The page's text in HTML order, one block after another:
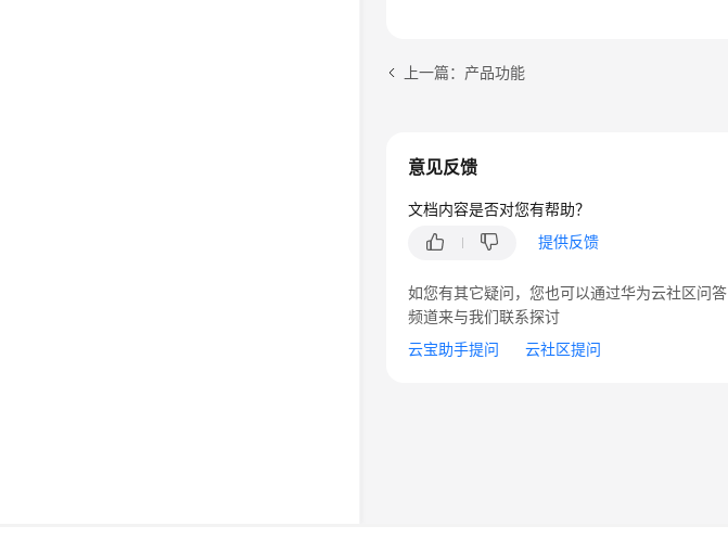
上一篇：产品功能
意见反馈
文档内容是否对您有帮助？
提供反馈
如您有其它疑问，您也可以通过华为云社区问答
频道来与我们联系探讨
云宝助手提问
云社区提问